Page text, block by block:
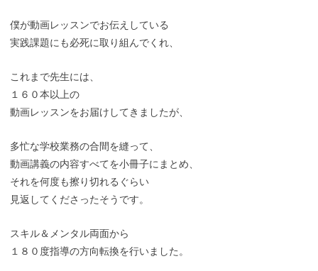
僕が動画レッスンでお伝えしている
実践課題にも必死に取り組んでくれ、
これまで先生には、
１６０本以上の
動画レッスンをお届けしてきましたが、
多忙な学校業務の合間を縫って、
動画講義の内容すべてを小冊子にまとめ、
それを何度も擦り切れるぐらい
見返してくださったそうです。
スキル＆メンタル両面から
１８０度指導の方向転換を行いました。